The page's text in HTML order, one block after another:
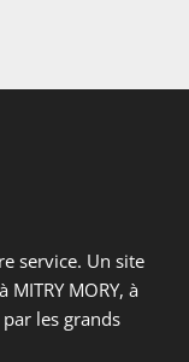
service. Un site
MORY, à
par les grands